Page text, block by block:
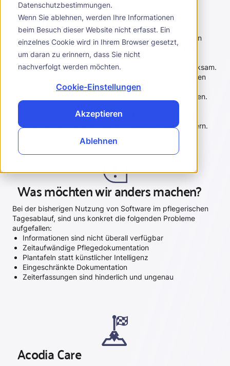
Datenschutzbestimmungen.
Wenn Sie ablehnen, werden Ihre Informationen
beim Besuch dieser Website nicht erfasst. Ein
einzelnes Cookie wird in Ihrem Browser gesetzt,
um daran zu erinnern, dass Sie nicht
nachverfolgt werden möchten.
Cookie-Einstellungen
Akzeptieren
Ablehnen
Die Idee
In unserem Team hat jeder engen Kontakt zu gepflegten
oder pflegenden Menschen. So wurden wir schnell auf
Probleme und allgemeine Unzufriedenheit bei
Arbeitsabläufen im Umgang mit Pflegesoftware aufmerksam.
In Pflegebetrieben ist es oft schwierig, die Anforderungen
und Verfügbarkeiten von Pflegern, Klienten, Ärzten,
Angehörigen und Fahrzeugen in der Planung umzusetzen.
Der aktuelle Mangel an Pflegekräften erschwert dieses
Problem und macht es erforderlich, Mitarbeiter optimal
einzusetzen und den Umgang mit Software zu erleichtern.
Was möchten wir anders machen?
Bei der bisherigen Nutzung von Software im pflegerischen
Tagesablauf, sind uns konkret die folgenden Probleme
aufgefallen:
Informationen sind nicht überall verfügbar
Zeitaufwändige Pflegedokumentation
Plantafeln statt künstlicher Intelligenz
Eingeschränkte Dokumentation
Zeiterfassungen sind hinderlich und ungenau
Acodia Care